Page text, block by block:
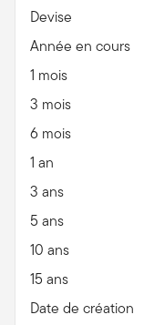
Devise
Année en cours
1 mois
3 mois
6 mois
1 an
3 ans
5 ans
10 ans
15 ans
Date de création